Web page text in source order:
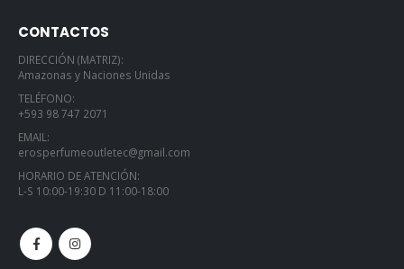
CONTACTOS
DIRECCIÓN (MATRIZ):
Amazonas y Naciones Unidas
TELÉFONO:
+593 98 747 2071
EMAIL:
erosperfumeoutletec@gmail.com
HORARIO DE ATENCIÓN:
L-S 10:00-19:30 D 11:00-18:00